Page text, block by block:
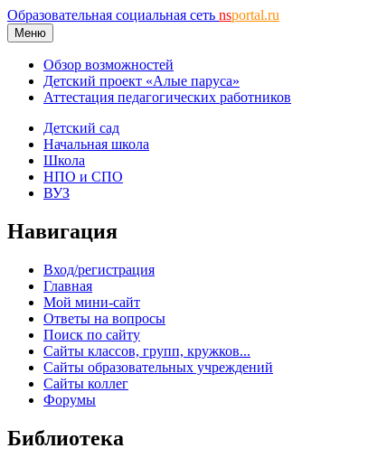
Образовательная социальная сеть nsportal.ru
Меню
Обзор возможностей
Детский проект «Алые паруса»
Аттестация педагогических работников
Детский сад
Начальная школа
Школа
НПО и СПО
ВУЗ
Навигация
Вход/регистрация
Главная
Мой мини-сайт
Ответы на вопросы
Поиск по сайту
Сайты классов, групп, кружков...
Сайты образовательных учреждений
Сайты коллег
Форумы
Библиотека